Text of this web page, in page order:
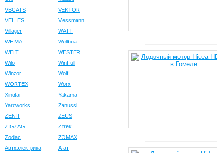
VBOATS
VEKTOR
VELLES
Viessmann
Villager
WATT
WEIMA
Wellboat
WELT
WESTER
Wilo
WinFull
Winzor
Wolf
WORTEX
Worx
Xingtai
Yakama
Yardworks
Zanussi
ZENIT
ZEUS
ZIGZAG
Zitrek
Zodiac
ZOMAX
Автоэлектрика
Агат